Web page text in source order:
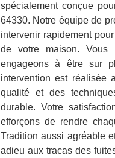
spécialement conçue
64330. Notre équipe de
intervenir rapidement
de votre maison. Vous
engageons à être sur
intervention est réalisée
qualité et des
durable. Votre
efforçons de rendre
Tradition aussi agréable
adieu aux tracas des